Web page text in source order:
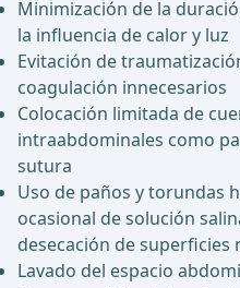
Minimización de la
la influencia de calor y luz
Evitación de
coagulación innecesarios
Colocación limitada de
intraabdominales como
sutura
Uso de paños y torundas
ocasional de solución
desecación de superficies
Lavado del espacio